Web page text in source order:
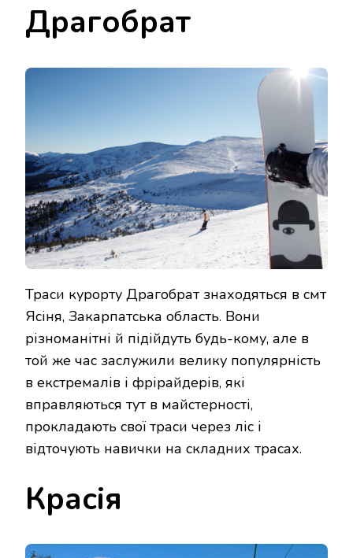
Драгобрат
Траси курорту Драгобрат знаходяться в смт
Ясіня, Закарпатська область. Вони
різноманітні й підійдуть будь-кому, але в
той же час заслужили велику популярність
в екстремалів і фрірайдерів, які
вправляються тут в майстерності,
прокладають свої траси через ліс і
відточують навички на складних трасах.
Красія